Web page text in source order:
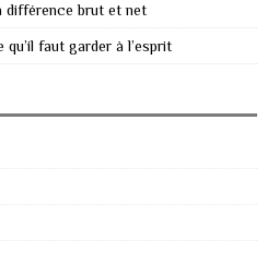
différence brut et net
faut garder à l’esprit